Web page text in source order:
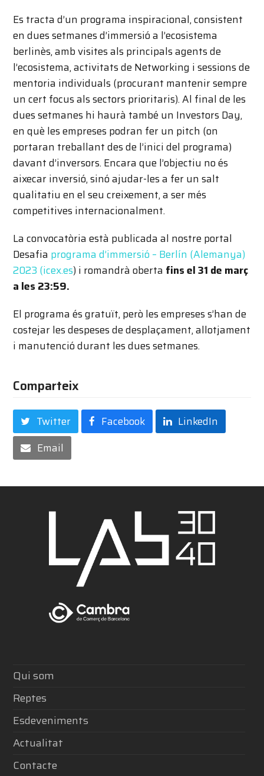
Es tracta d’un programa inspiracional, consistent
en dues setmanes d’immersió a l’ecosistema
berlinès, amb visites als principals agents de
l’ecosistema, activitats de Networking i sessions de
mentoria individuals (procurant mantenir sempre
un cert focus als sectors prioritaris). Al final de les
dues setmanes hi haurà també un Investors Day,
en què les empreses podran fer un pitch (on
portaran treballant des de l’inici del programa)
davant d’inversors. Encara que l’objectiu no és
aixecar inversió, sinó ajudar-les a fer un salt
qualitatiu en el seu creixement, a ser més
competitives internacionalment.
La convocatòria està publicada al nostre portal
Desafia programa d’immersió – Berlín (Alemanya)
2023 (icex.es) i romandrà oberta fins el 31 de març
a les 23:59.
El programa és gratuït, però les empreses s’han de
costejar les despeses de desplaçament, allotjament
i manutenció durant les dues setmanes.
Comparteix
Twitter Facebook
LinkedIn
Email
Qui som
Reptes
Esdeveniments
Actualitat
Contacte